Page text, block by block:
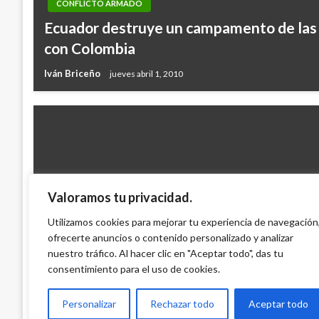
Valoramos tu privacidad.
Utilizamos cookies para mejorar tu experiencia de navegación,
ofrecerte anuncios o contenido personalizado y analizar
nuestro tráfico. Al hacer clic en "Aceptar todo", das tu
consentimiento para el uso de cookies.
Personalizar Rechazar todo Aceptar todo
CONFLICTO ARMADO
Ecuador destruye un campamento de
con Colombia
Iván Briceño jueves abril 1, 2010
NACIONAL
Deportados de Venezuela cumplen dos
temporales
Andres Felipe Gama lunes octubre 19, 2015